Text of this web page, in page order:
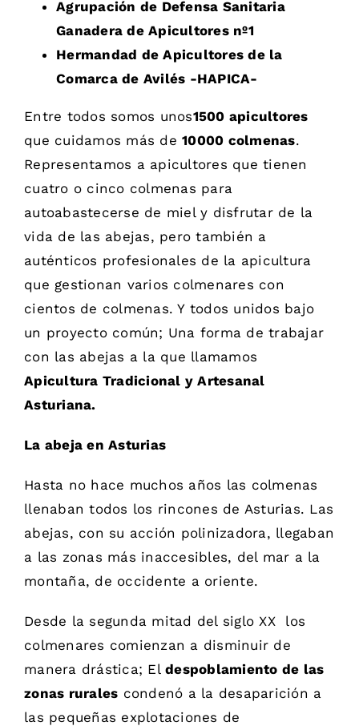
Agrupación de Defensa Sanitaria
Ganadera de Apicultores nº1
Hermandad de Apicultores de la
Comarca de Avilés -HAPICA-
Entre todos somos unos1500 apicultores
que cuidamos más de10000 colmenas.
Representamos a apicultores que tienen
cuatro o cinco colmenas para
autoabastecerse de miel y disfrutar de la
vida de las abejas, pero también a
auténticos profesionales de la apicultura
que gestionan varios colmenares con
cientos de colmenas. Y todos unidos bajo
un proyecto común; Una forma de trabajar
con las abejas a la que llamamos
Apicultura Tradicional y Artesanal
Asturiana.
La abeja en Asturias
Hasta no hace muchos años las colmenas
llenaban todos los rincones de Asturias. Las
abejas, con su acción polinizadora, llegaban
a las zonas más inaccesibles, del mar a la
montaña, de occidente a oriente.
Desde la segunda mitad del siglo XX los
colmenares comienzan a disminuir de
manera drástica; Eldespoblamiento de las
zonas rurales condenó a la desaparición a
las pequeñas explotaciones de